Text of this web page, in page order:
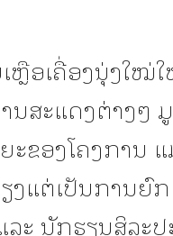
ຫຼືອເຄື່ອງນຸ່ງໃໝ່
ສະແດງຕ່າງໆ
ະຂອງໂຄງການ
ງແຕ່ເປັນການຍົກ
ະ ນັກຮຽນສິລະປ